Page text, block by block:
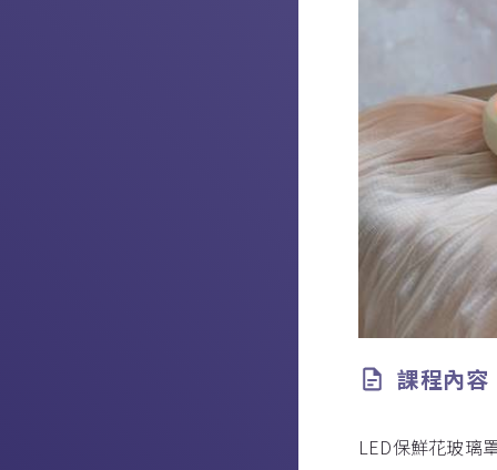
課程內容
LED保鮮花玻璃